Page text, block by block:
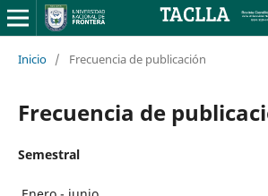
Inicio / Frecuencia de publicación
Frecuencia de
Semestral